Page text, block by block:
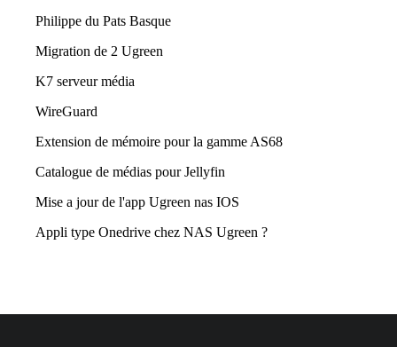
Philippe du Pats Basque
Migration de 2 Ugreen
K7 serveur média
WireGuard
Extension de mémoire pour la gamme AS68
Catalogue de médias pour Jellyfin
Mise a jour de l'app Ugreen nas IOS
Appli type Onedrive chez NAS Ugreen ?